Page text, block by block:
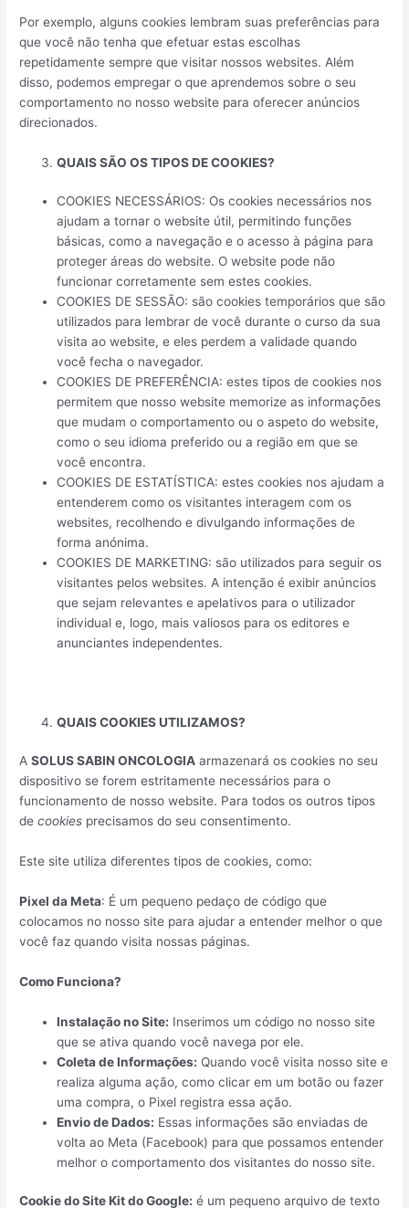
Por exemplo, alguns cookies lembram suas preferências para
que você não tenha que efetuar estas escolhas
repetidamente sempre que visitar nossos websites. Além
disso, podemos empregar o que aprendemos sobre o seu
comportamento no nosso website para oferecer anúncios
direcionados.
QUAIS SÃO OS TIPOS DE COOKIES?
COOKIES NECESSÁRIOS: Os cookies necessários nos
ajudam a tornar o website útil, permitindo funções
básicas, como a navegação e o acesso à página para
proteger áreas do website. O website pode não
funcionar corretamente sem estes cookies.
COOKIES DE SESSÃO: são cookies temporários que são
utilizados para lembrar de você durante o curso da sua
visita ao website, e eles perdem a validade quando
você fecha o navegador.
COOKIES DE PREFERÊNCIA: estes tipos de cookies nos
permitem que nosso website memorize as informações
que mudam o comportamento ou o aspeto do website,
como o seu idioma preferido ou a região em que se
você encontra.
COOKIES DE ESTATÍSTICA: estes cookies nos ajudam a
entenderem como os visitantes interagem com os
websites, recolhendo e divulgando informações de
forma anónima.
COOKIES DE MARKETING: são utilizados ​​para seguir os
visitantes pelos websites. A intenção é exibir anúncios
que sejam relevantes e apelativos para o utilizador
individual e, logo, mais valiosos para os editores e
anunciantes independentes.
QUAIS COOKIES UTILIZAMOS?
ASOLUS SABIN ONCOLOGIA armazenará os cookies no seu
dispositivo se forem estritamente necessários para o
funcionamento de nosso website. Para todos os outros tipos
de cookies precisamos do seu consentimento.
Este site utiliza diferentes tipos de cookies, como:
Pixel da Meta: É um pequeno pedaço de código que
colocamos no nosso site para ajudar a entender melhor o que
você faz quando visita nossas páginas.
Como Funciona?
Instalação no Site: Inserimos um código no nosso site
que se ativa quando você navega por ele.
Coleta de Informações: Quando você visita nosso site e
realiza alguma ação, como clicar em um botão ou fazer
uma compra, o Pixel registra essa ação.
Envio de Dados: Essas informações são enviadas de
volta ao Meta (Facebook) para que possamos entender
melhor o comportamento dos visitantes do nosso site.
Cookie do Site Kit do Google: é um pequeno arquivo de texto